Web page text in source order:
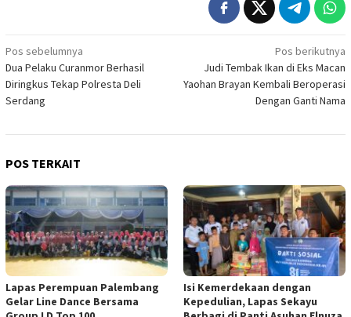
Navigasi
pos
Pos sebelumnya
Dua Pelaku Curanmor Berhasil
Diringkus Tekap Polresta Deli
Serdang
Pos berikutnya
Judi Tembak Ikan di Eks Macan
Yaohan Brayan Kembali Beroperasi
Dengan Ganti Nama
POS TERKAIT
Lapas Perempuan Palembang
Gelar Line Dance Bersama
Isi Kemerdekaan dengan
Kepedulian, Lapas Sekayu